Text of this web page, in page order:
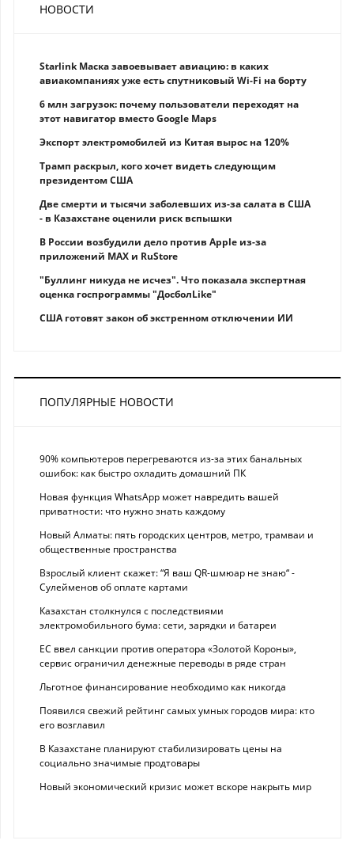
НОВОСТИ
Starlink Маска завоевывает авиацию: в каких
авиакомпаниях уже есть спутниковый Wi-Fi на борту
6 млн загрузок: почему пользователи переходят на
этот навигатор вместо Google Maps
Экспорт электромобилей из Китая вырос на 120%
Трамп раскрыл, кого хочет видеть следующим
президентом США
Две смерти и тысячи заболевших из-за салата в США
- в Казахстане оценили риск вспышки
В России возбудили дело против Apple из-за
приложений MAX и RuStore
"Буллинг никуда не исчез". Что показала экспертная
оценка госпрограммы "ДосболLike"
США готовят закон об экстренном отключении ИИ
ПОПУЛЯРНЫЕ НОВОСТИ
90% компьютеров перегреваются из-за этих банальных
ошибок: как быстро охладить домашний ПК
Новая функция WhatsApp может навредить вашей
приватности: что нужно знать каждому
Новый Алматы: пять городских центров, метро, трамваи и
общественные пространства
Взрослый клиент скажет: “Я ваш QR-шмюар не знаю“ -
Сулейменов об оплате картами
Казахстан столкнулся с последствиями
электромобильного бума: сети, зарядки и батареи
ЕС ввел санкции против оператора «Золотой Короны»,
сервис ограничил денежные переводы в ряде стран
Льготное финансирование необходимо как никогда
Появился свежий рейтинг самых умных городов мира: кто
его возглавил
В Казахстане планируют стабилизировать цены на
социально значимые продтовары
Новый экономический кризис может вскоре накрыть мир